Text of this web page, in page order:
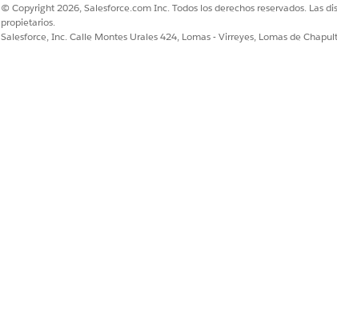
© Copyright 2026, Salesforce.com Inc. Todos los derechos reservados. Las
propietarios.
Salesforce, Inc. Calle Montes Urales 424, Lomas - Virreyes, Lomas de